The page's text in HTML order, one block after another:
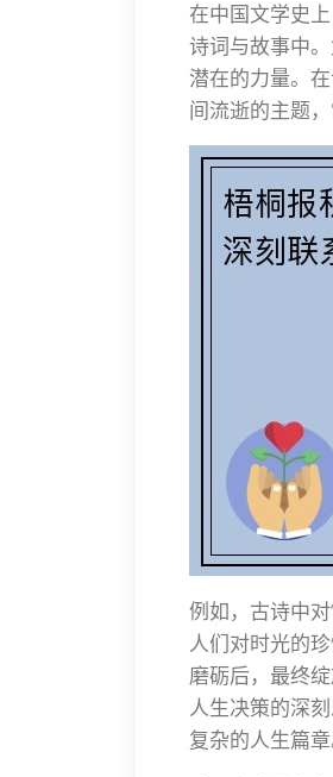
在中国文学史
诗词与故事中
潜在的力量。
间流逝的主题
例如，古诗中
人们对时光的
磨砺后，最终
人生决策的深
复杂的人生篇章